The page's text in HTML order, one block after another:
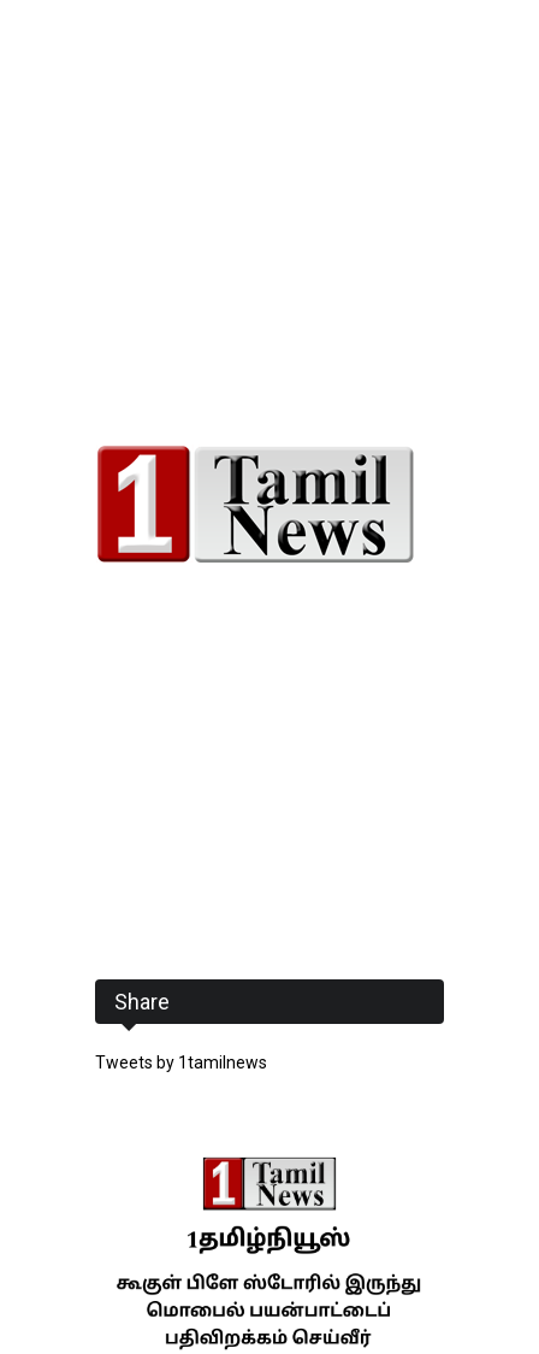
Share
Tweets by 1tamilnews